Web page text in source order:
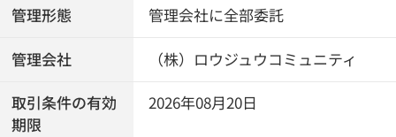
管理形態 管理会社に全部委託
管理会社 （株）ロウジュウコミュニティ
取引条件の有効
期限
2026年08月20日